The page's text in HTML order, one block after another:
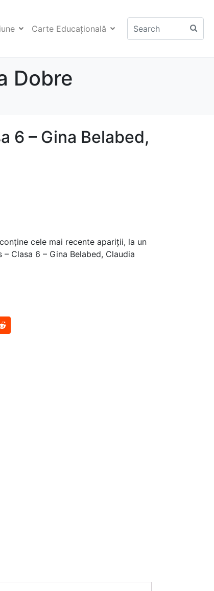
Carte Educaţională
Dobre
6 – Gina Belabed,
cele mai recente apariții, la un
Clasa 6 – Gina Belabed, Claudia